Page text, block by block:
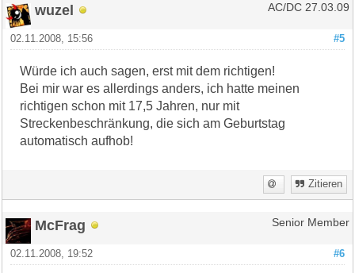
wuzel AC/DC 27.03.09
#5
02.11.2008, 15:56
Würde ich auch sagen, erst mit dem richtigen!
Bei mir war es allerdings anders, ich hatte meinen
richtigen schon mit 17,5 Jahren, nur mit
Streckenbeschränkung, die sich am Geburtstag
automatisch aufhob!
Zitieren
McFrag Senior Member
#6
02.11.2008, 19:52